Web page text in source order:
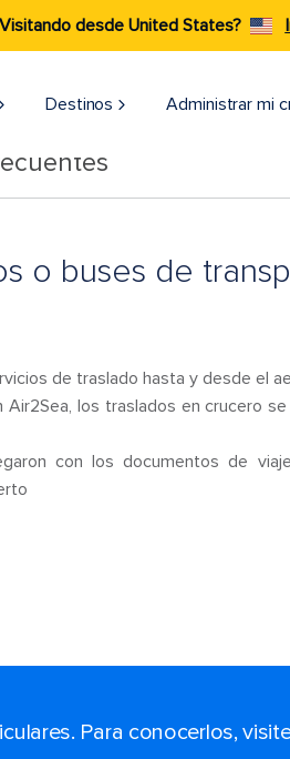
Visitando desde United States?
Destinos Administrar mi
o buses de
de traslado hasta y desde el
los traslados en crucero
con los documentos de
Para conocerlos,